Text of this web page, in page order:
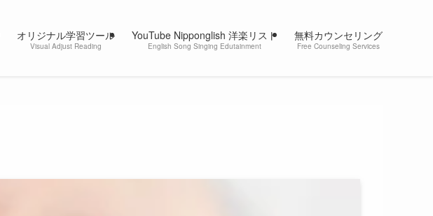
オリジナル学習ツール
Visual Adjust Reading
YouTube Nipponglish 洋楽リスト
English Song Singing Edutainment
無料カウンセリング
Free Counseling Services